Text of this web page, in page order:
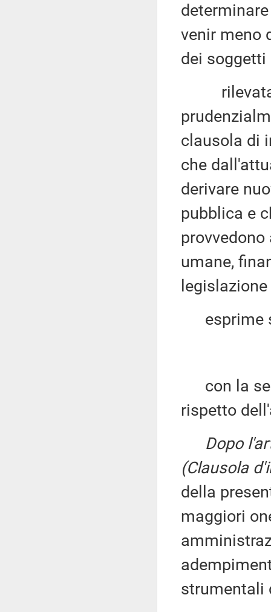
venir meno
dei soggetti
rilevata
clausola di
che
derivare
pubblica e
umane,
esprime
con la
rispetto
Dopo
(Clausola
della
maggiori
strumentali